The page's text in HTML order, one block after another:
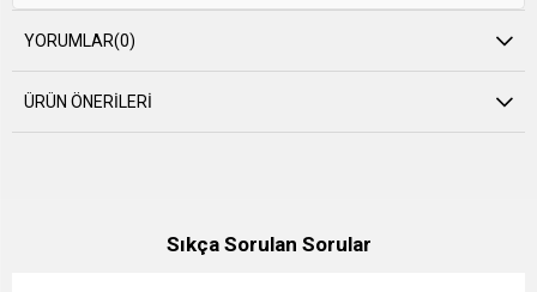
YORUMLAR(0)
ÜRÜN ÖNERILERI
Sıkça Sorulan Sorular